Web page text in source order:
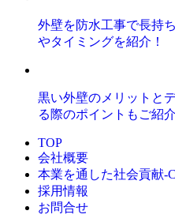
外壁を防水工事で長持
やタイミングを紹介！
黒い外壁のメリットと
る際のポイントもご紹介
TOP
会社概要
本業を通した社会貢献-
採用情報
お問合せ